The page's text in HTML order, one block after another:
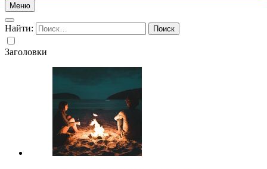
Меню
Найти:
Заголовки